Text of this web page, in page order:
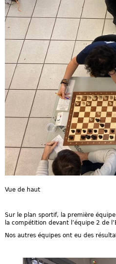
Vue de haut
Sur le plan sportif, la première
la compétition devant l’équipe 2 de
Nos autres équipes ont eu des